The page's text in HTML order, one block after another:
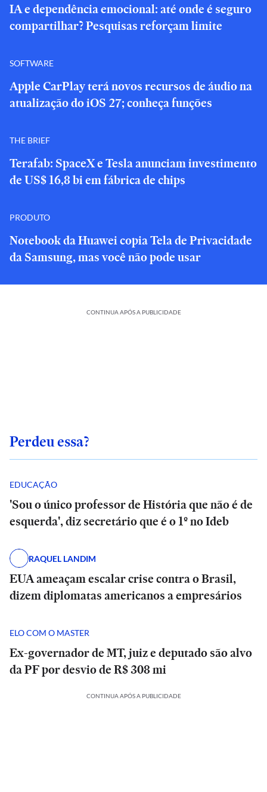
IA e dependência emocional: até onde é seguro
compartilhar? Pesquisas reforçam limite
SOFTWARE
Apple CarPlay terá novos recursos de áudio na
atualização do iOS 27; conheça funções
THE BRIEF
Terafab: SpaceX e Tesla anunciam investimento
de US$ 16,8 bi em fábrica de chips
PRODUTO
Notebook da Huawei copia Tela de Privacidade
da Samsung, mas você não pode usar
CONTINUA APÓS A PUBLICIDADE
Perdeu essa?
EDUCAÇÃO
'Sou o único professor de História que não é de
esquerda', diz secretário que é o 1º no Ideb
RAQUEL LANDIM
EUA ameaçam escalar crise contra o Brasil,
dizem diplomatas americanos a empresários
ELO COM O MASTER
Ex-governador de MT, juiz e deputado são alvo
da PF por desvio de R$ 308 mi
CONTINUA APÓS A PUBLICIDADE